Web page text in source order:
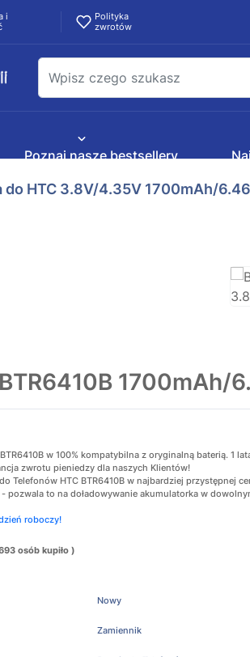
i
Polityka
zwrotów
Poznaj nasze bestsellery
do HTC 3.8V/4.35V 1700mAh/
1700mAh/
w 100% kompatybilna z oryginalną baterią. 1
zwrotu pieniedzy dla naszych Klientów!
Telefonów HTC BTR6410B w najbardziej przystępnej
pozwala to na doładowywanie akumulatorka w
roboczy!
osób kupiło )
Nowy
Zamiennik